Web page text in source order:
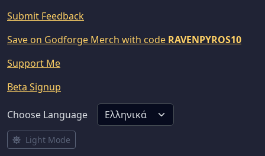
Submit Feedback
Save on Godforge Merch with code RAVENPYROS10
Support Me
Beta Signup
Choose Language
Light Mode